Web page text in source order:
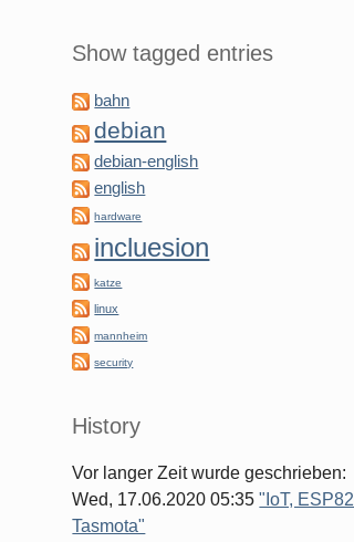
Show tagged entries
bahn
debian
debian-english
english
hardware
incluesion
katze
linux
mannheim
security
History
Vor langer Zeit wurde geschrieben:
Wed, 17.06.2020 05:35"IoT,
Tasmota"